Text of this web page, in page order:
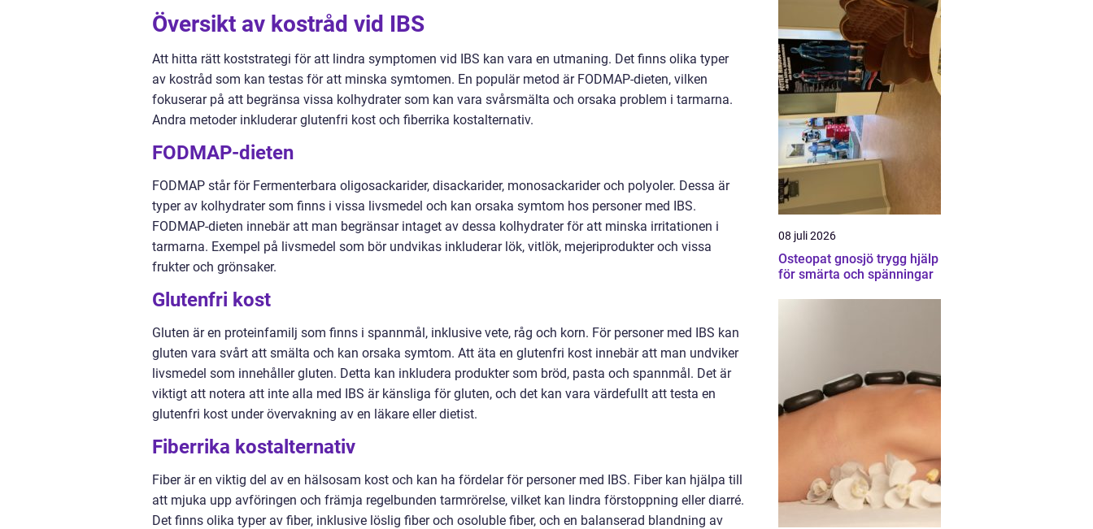
Översikt av kostråd vid IBS
Att hitta rätt koststrategi för att lindra symptomen vid IBS kan vara en utmaning. Det finns olika typer
av kostråd som kan testas för att minska symtomen. En populär metod är FODMAP-dieten, vilken
fokuserar på att begränsa vissa kolhydrater som kan vara svårsmälta och orsaka problem i tarmarna.
Andra metoder inkluderar glutenfri kost och fiberrika kostalternativ.
FODMAP-dieten
FODMAP står för Fermenterbara oligosackarider, disackarider, monosackarider och polyoler. Dessa är
typer av kolhydrater som finns i vissa livsmedel och kan orsaka symtom hos personer med IBS.
FODMAP-dieten innebär att man begränsar intaget av dessa kolhydrater för att minska irritationen i
tarmarna. Exempel på livsmedel som bör undvikas inkluderar lök, vitlök, mejeriprodukter och vissa
frukter och grönsaker.
Glutenfri kost
Gluten är en proteinfamilj som finns i spannmål, inklusive vete, råg och korn. För personer med IBS kan
gluten vara svårt att smälta och kan orsaka symtom. Att äta en glutenfri kost innebär att man undviker
livsmedel som innehåller gluten. Detta kan inkludera produkter som bröd, pasta och spannmål. Det är
viktigt att notera att inte alla med IBS är känsliga för gluten, och det kan vara värdefullt att testa en
glutenfri kost under övervakning av en läkare eller dietist.
Fiberrika kostalternativ
Fiber är en viktig del av en hälsosam kost och kan ha fördelar för personer med IBS. Fiber kan hjälpa till
att mjuka upp avföringen och främja regelbunden tarmrörelse, vilket kan lindra förstoppning eller diarré.
Det finns olika typer av fiber, inklusive löslig fiber och osoluble fiber, och en balanserad blandning av
08 juli 2026
Osteopat gnosjö trygg hjälp
för smärta och spänningar